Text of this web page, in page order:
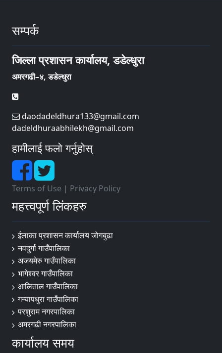
सम्पर्क
जिल्ला प्रशासन कार्यालय, डडेल्धुरा
अमरगढी–४, डडेल्धुरा
daodadeldhura133@gmail.com
dadeldhuraabhilekh@gmail.com
हामीलाई फलो गर्नुहोस्
Terms of Use | Privacy Policy
महत्त्वपूर्ण लिंकहरु
ईलाका प्रशासन कार्यालय जोगबुढा
नवदुर्गा गाउँपालिका
अजयमेरु गाउँपालिका
भागेश्वर गाउँपालिका
आलिताल गाउँपालिका
गन्यापधुरा गाउँपालिका
परशुराम नगरपालिका
अमरगढी नगरपालिका
कार्यालय समय